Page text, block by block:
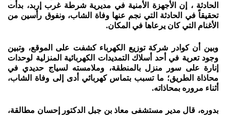
الحادثة ، إن الأجهزة الأمنية في مديرية شرطة غرب إربد، بدأت
تحقيقاً في الحادثة التي نجم عنها وفاة الشاب، ونفوق رأسين من
الأغنام التي كان يرعاها في المكان.
وبين أن كوادر شركة توزيع الكهرباء كشفت على الموقع، وتبين
وجود تعرية في أحد أسلاك التمديدات الكهربائية المنزلية لوحدات
إنارة على سور منزل بالمنطقة، وملامسته لسياج حديدي في
محاذاة الطريق؛ ما تسبب بتماس كهربائي أدى إلى وفاة الشاب،
أثناء مروره بمحاذاته.
بدوره، قال مدير مستشفى معاذ بن جبل الدكتور إحسان مطالقة،